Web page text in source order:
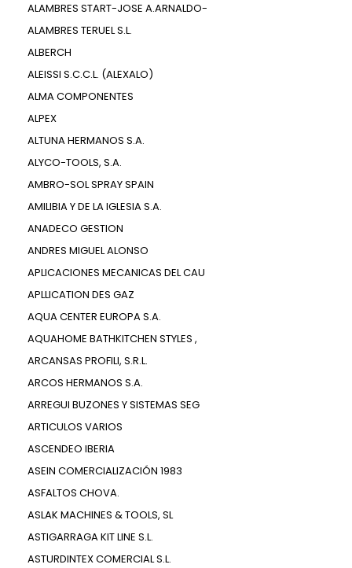
ALAMBRES START-JOSE A.ARNALDO-
ALAMBRES TERUEL S.L.
ALBERCH
ALEISSI S.C.C.L. (ALEXALO)
ALMA COMPONENTES
ALPEX
ALTUNA HERMANOS S.A.
ALYCO-TOOLS, S.A.
AMBRO-SOL SPRAY SPAIN
AMILIBIA Y DE LA IGLESIA S.A.
ANADECO GESTION
ANDRES MIGUEL ALONSO
APLICACIONES MECANICAS DEL CAU
APLLICATION DES GAZ
AQUA CENTER EUROPA S.A.
AQUAHOME BATHKITCHEN STYLES ,
ARCANSAS PROFILI, S.R.L.
ARCOS HERMANOS S.A.
ARREGUI BUZONES Y SISTEMAS SEG
ARTICULOS VARIOS
ASCENDEO IBERIA
ASEIN COMERCIALIZACIÓN 1983
ASFALTOS CHOVA.
ASLAK MACHINES & TOOLS, SL
ASTIGARRAGA KIT LINE S.L.
ASTURDINTEX COMERCIAL S.L.